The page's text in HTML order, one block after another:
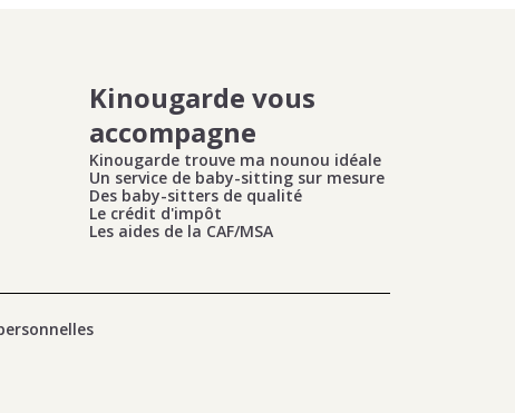
Kinougarde vous
accompagne
Kinougarde trouve ma nounou idéale
Un service de baby-sitting sur mesure
Des baby-sitters de qualité
Le crédit d'impôt
Les aides de la CAF/MSA